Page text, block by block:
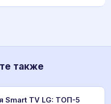
также
Smart TV LG: ТОП-5